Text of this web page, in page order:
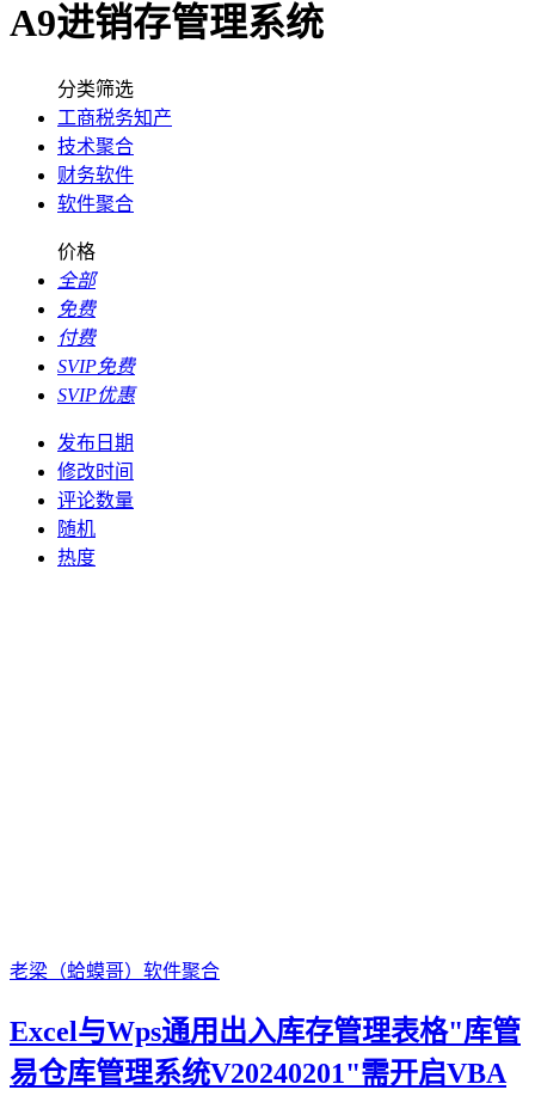
A9进销存管理系统
分类筛选
工商税务知产
技术聚合
财务软件
软件聚合
价格
全部
免费
付费
SVIP免费
SVIP优惠
发布日期
修改时间
评论数量
随机
热度
老梁（蛤蟆哥） 软件聚合
Excel与Wps通用出入库存管理表格"库管
易仓库管理系统V20240201"需开启VBA